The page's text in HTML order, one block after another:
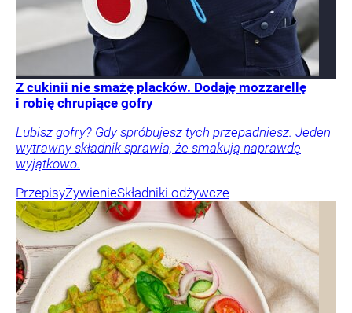
Z cukinii nie smażę placków. Dodaję mozzarellę
i robię chrupiące gofry
Lubisz gofry? Gdy spróbujesz tych przepadniesz. Jeden
wytrawny składnik sprawia, że smakują naprawdę
wyjątkowo.
PrzepisyŻywienieSkładniki odżywcze